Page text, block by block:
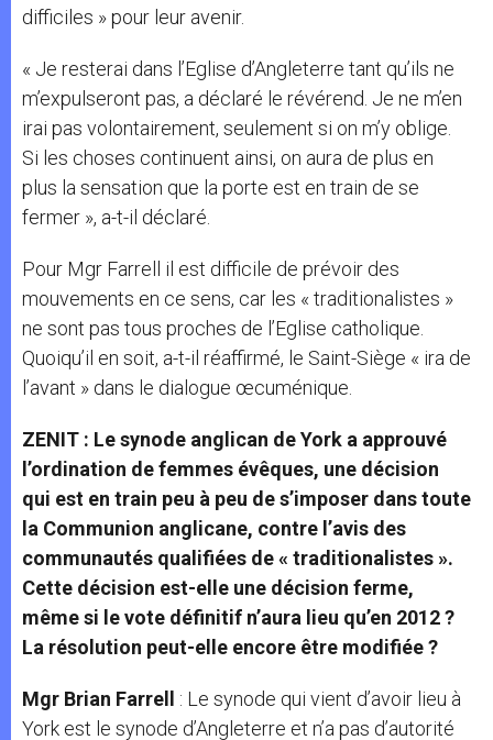
difficiles » pour leur avenir.
« Je resterai dans l’Eglise d’Angleterre tant qu’ils ne
m’expulseront pas, a déclaré le révérend. Je ne m’en
irai pas volontairement, seulement si on m’y oblige.
Si les choses continuent ainsi, on aura de plus en
plus la sensation que la porte est en train de se
fermer », a-t-il déclaré.
Pour Mgr Farrell il est difficile de prévoir des
mouvements en ce sens, car les « traditionalistes »
ne sont pas tous proches de l’Eglise catholique.
Quoiqu’il en soit, a-t-il réaffirmé, le Saint-Siège « ira de
l’avant » dans le dialogue œcuménique.
ZENIT : Le synode anglican de York a approuvé
l’ordination de femmes évêques, une décision
qui est en train peu à peu de s’imposer dans toute
la Communion anglicane, contre l’avis des
communautés qualifiées de « traditionalistes ».
Cette décision est-elle une décision ferme,
même si le vote définitif n’aura lieu qu’en 2012 ?
La résolution peut-elle encore être modifiée ?
Mgr Brian Farrell : Le synode qui vient d’avoir lieu à
York est le synode d’Angleterre et n’a pas d’autorité